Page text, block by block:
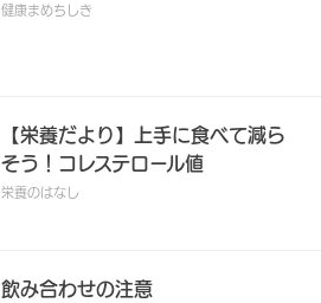
健康まめちしき
【栄養だより】上手に食べて減ら
そう！コレステロール値
栄養のはなし
飲み合わせの注意